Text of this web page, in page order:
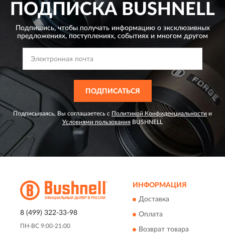
ПОДПИСКАBUSHNELL
Подпишись, чтобы получать информацию о эксклюзивных
предложениях,поступлениях, событиях и многом другом
ПОДПИСАТЬСЯ
Подписываясь, Вы соглашаетесь с Политикой Конфиденциальности и
Условиями пользования BUSHNELL
8 (499) 322-33-98
ПН-ВС 9:00-21:00
ИНФОРМАЦИЯ
Доставка
Оплата
Возврат товара